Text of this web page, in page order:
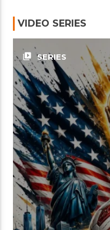
VIDEO SERIES
video_library SERIES